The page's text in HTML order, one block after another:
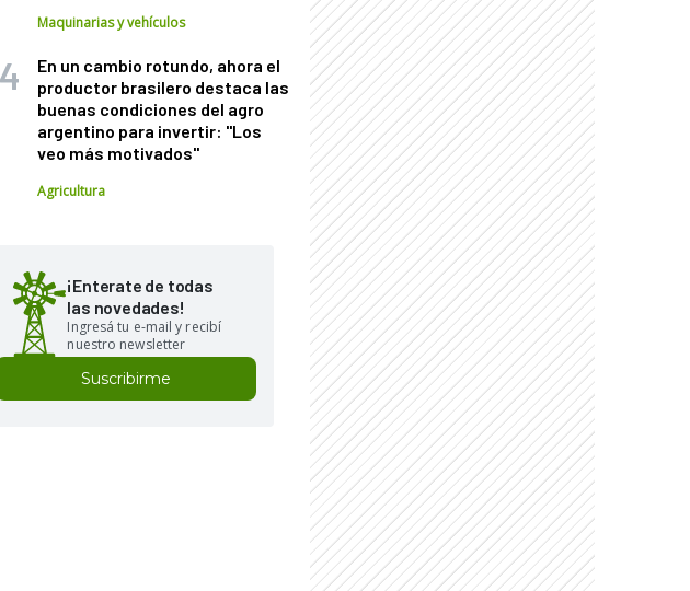
Maquinarias y vehículos
En un cambio rotundo, ahora el
productor brasilero destaca las
buenas condiciones del agro
argentino para invertir: "Los
veo más motivados"
Agricultura
¡Enterate de todas
las novedades!
Ingresá tu e-mail y recibí
nuestro newsletter
Suscribirme